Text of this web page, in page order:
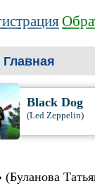
Главная
Black Dog
(Led Zeppelin)
(Буланова